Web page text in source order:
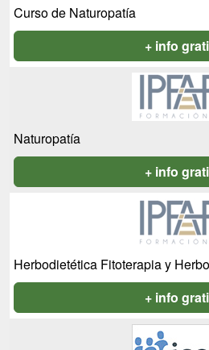
Curso de Naturopatía
+ info
Naturopatía
+ info
Herbodietética Fitoterapia y
+ info